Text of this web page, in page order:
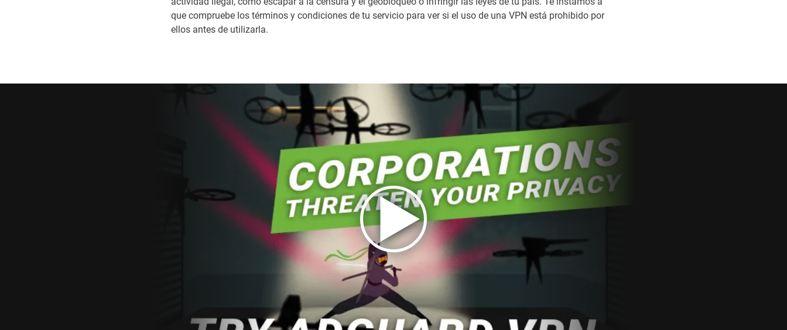
que compruebe los términos y condiciones de tu servicio para ver si el uso de una VPN está prohibido por
ellos antes de utilizarla.